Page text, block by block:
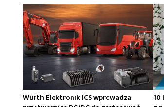
Würth Elektronik ICS wprowadza
10